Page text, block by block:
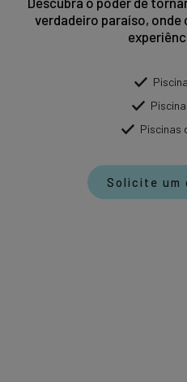
verdadeiro paraíso, onde
Piscinas
Solicite um